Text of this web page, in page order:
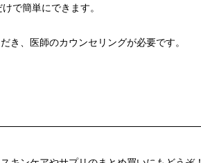
で簡単にできます。
き、医師のカウンセリングが必要です。